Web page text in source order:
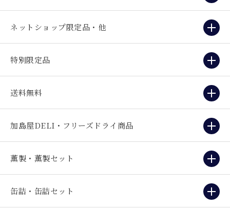
ネットショップ限定品・他
特別限定品
送料無料
加島屋DELI・フリーズドライ商品
薫製・薫製セット
缶詰・缶詰セット